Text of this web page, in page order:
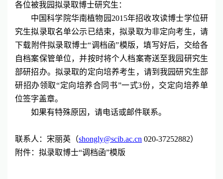
各位被我园拟录取博士研究生：
中国科学院华南植物园 2015年招收攻读博士学位研
究生拟录取名单公示已结束，拟录取为非定向考生，请
下载附件拟录取博士“调档函”模版，填写好后，交给各
自档案保管单位，并按时将个人档案寄送至我园研究生
部研招办。拟录取的定向培养考生，请到我园研究生部
研招办领取“定向培养合同书”一式3份，交定向培养单
位签字盖章。
如果有特殊原因，请电话或邮件联系。
联系人：宋丽英（shongly@scib.ac.cn 020-37252882）
附件：拟录取博士“调档函”模版